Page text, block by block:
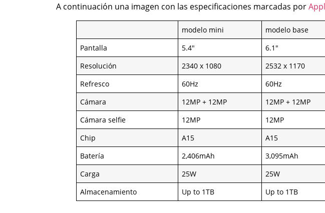
A continuación una imagen con las especificaciones marcadas por
modelo mini modelo base
Pantalla
5.4″ 6.1″
Resolución
2340 x 1080 2532 x 1170
Refresco
60Hz 60Hz
Cámara
12MP + 12MP 12MP + 12MP
Cámara selfie
12MP 12MP
Chip
A15 A15
Batería
2,406mAh 3,095mAh
Carga
25W 25W
Almacenamiento
Up to 1TB Up to 1TB